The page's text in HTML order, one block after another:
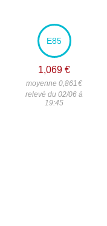
E85
1,069 €
moyenne 0,861 €
relevé du 02/06 à
19:45